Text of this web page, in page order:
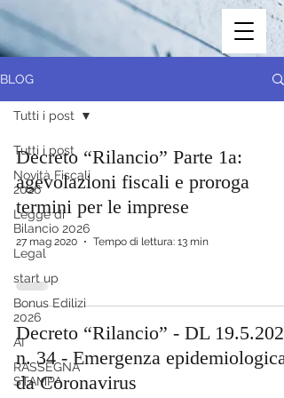
BLOG
Tutti i post
Novità Fiscali
2026
Legge di
Bilancio 2026
Legal
start up
Bonus Edilizi
2026
AI
RASSEGNA
STAMPA
Tutti i post
Decreto “Rilancio” Parte 1a:
agevolazioni fiscali e proroga
termini per le imprese
27 mag 2020 Tempo di lettura: 13 min
Decreto “Rilancio” - DL 19.5.2020
n. 34 - Emergenza epidemiologica
da Coronavirus